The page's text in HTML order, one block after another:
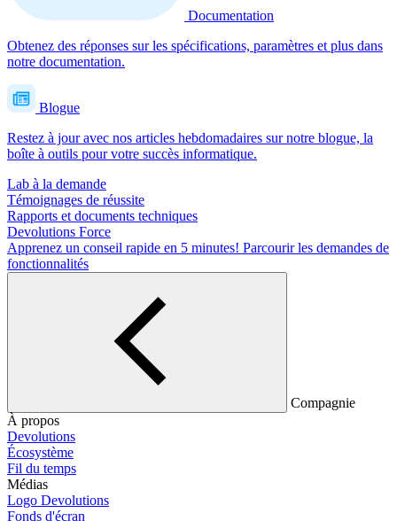
Documentation
Obtenez des réponses sur les spécifications, paramètres et plus dans
notre documentation.
Blogue
Restez à jour avec nos articles hebdomadaires sur notre blogue, la
boîte à outils pour votre succès informatique.
Lab à la demande
Témoignages de réussite
Rapports et documents techniques
Devolutions Force
Apprenez un conseil rapide en 5 minutes! Parcourir les demandes de
fonctionnalités
Compagnie
À propos
Devolutions
Écosystème
Fil du temps
Médias
Logo Devolutions
Fonds d'écran